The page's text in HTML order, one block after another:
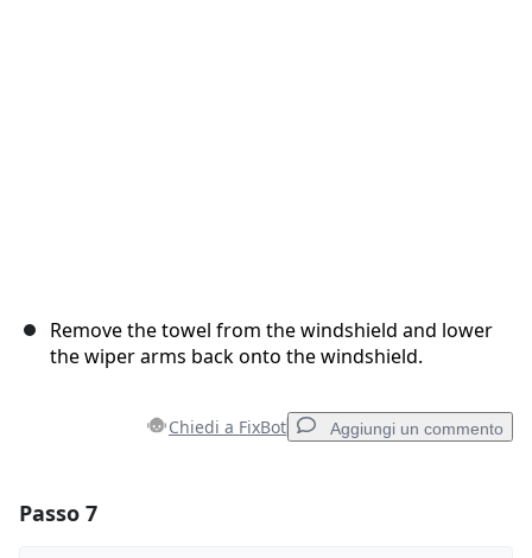
Remove the towel from the windshield and lower
the wiper arms back onto the windshield.
Chiedi a FixBot Aggiungi un commento
Passo 7